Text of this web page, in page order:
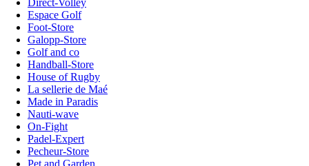
Espace Golf
Foot-Store
Galopp-Store
Golf and co
Handball-Store
House of Rugby
La sellerie de Maé
Made in Paradis
Nauti-wave
On-Fight
Padel-Expert
Pecheur-Store
Pet and Garden